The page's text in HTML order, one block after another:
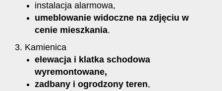
instalacja alarmowa,
umeblowanie widoczne na zdjęciu w
cenie mieszkania.
3. Kamienica
elewacja i klatka schodowa
wyremontowane,
zadbany i ogrodzony teren,